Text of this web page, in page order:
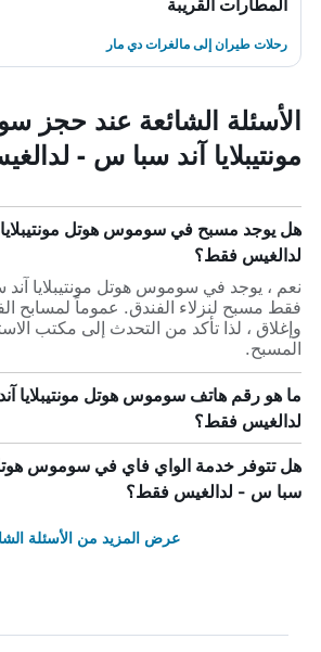
المطارات القريبة
رحلات طيران إلى مالغرات دي مار
الأسئلة الشائعة عند حجز
مونتيبلايا آند سبا س -
هل يوجد مسبح في سوموس هوتل
لدالغيس فقط؟
نعم ، يوجد في سوموس هوتل مونتيبلايا
فقط مسبح لنزلاء الفندق. عموماً لمسابح
وإغلاق ، لذا تأكد من التحدث إلى مكتب
المسبح.
ما هو رقم هاتف سوموس هوتل مونتيبلايا
لدالغيس فقط؟
هل تتوفر خدمة الواي فاي في سوموس هوتل
سبا س - لدالغيس فقط؟
عرض المزيد من الأسئلة